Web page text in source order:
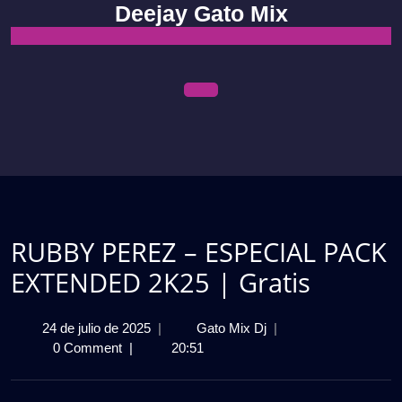
content
Deejay Gato Mix
RUBBY PEREZ – ESPECIAL PACK
EXTENDED 2K25 | Gratis
24 de julio de 202524| Gato Mix DjRUBBY
|
0 Comment | 20:51